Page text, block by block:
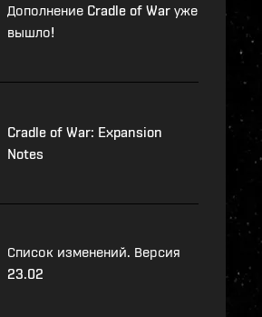
Дополнение Cradle of War уже
вышло!
Cradle of War: Expansion
Notes
Список изменений. Версия
23.02